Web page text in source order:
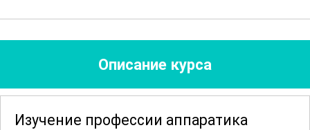
Описание курса
Изучение профессии аппаратика